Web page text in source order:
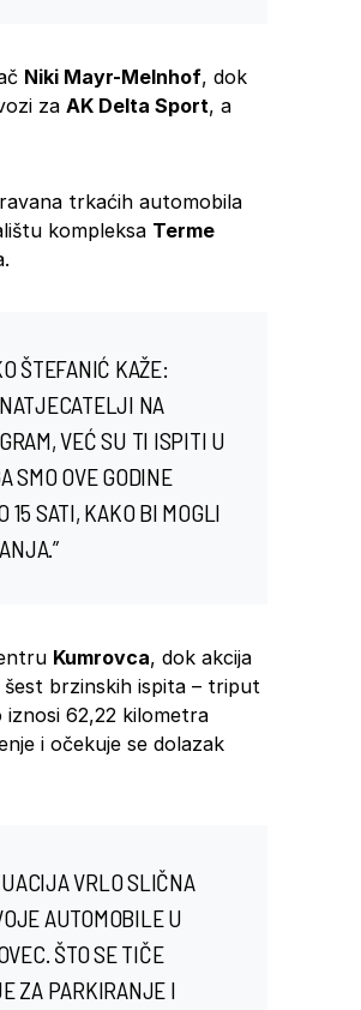
Niki Mayr-Melnhof, dok
za AK Delta Sport, a
trkaćih automobila
kompleksa Terme
ŠTEFANIĆ KAŽE:
NA
VEĆ SU TI ISPITI U
SMO OVE GODINE
15 SATI, KAKO BI MOGLI
Kumrovca, dok akcija
šest brzinskih ispita – triput
62,22 kilometra
i očekuje se dolazak
VRLO SLIČNA
AUTOMOBILE U
ŠTO SE TIČE
ZA PARKIRANJE I